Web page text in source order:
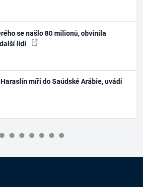
se našlo 80 milionů, obvinila
lidi
míří do Saúdské Arábie, uvádí